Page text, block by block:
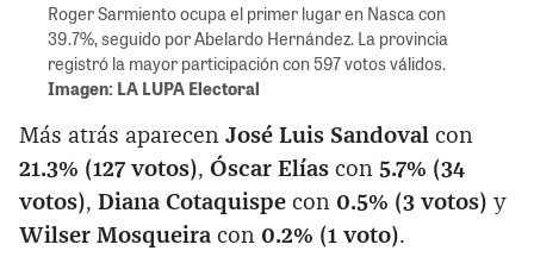
Roger Sarmiento ocupa el primer lugar en Nasca con
39.7%, seguido por Abelardo Hernández. La provincia
registró la mayor participación con 597 votos válidos.
Imagen: LA LUPA Electoral
Más atrás aparecen José Luis Sandoval con
21.3% (127 votos), Óscar Elías con 5.7% (34
votos), Diana Cotaquispe con 0.5% (3 votos) y
Wilser Mosqueira con 0.2% (1 voto).